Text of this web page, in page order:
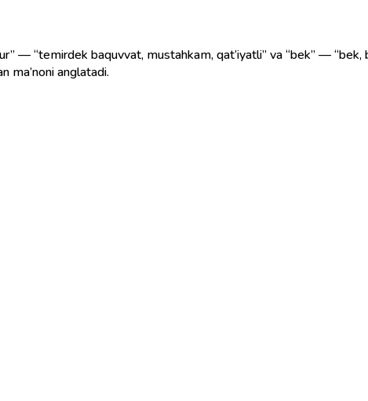
— “temirdek baquvvat, mustahkam, qat’iyatli” va “bek” —
ma’noni anglatadi.